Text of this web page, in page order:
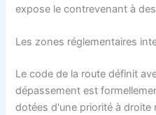
expose le contrevenant à
Les zones réglementaires
Le code de la route définit
dépassement est
dotées d'une priorité à droite